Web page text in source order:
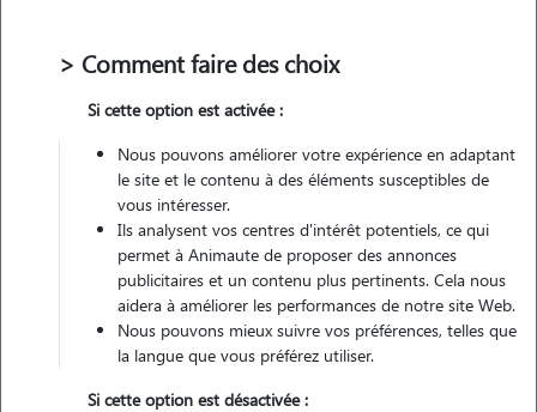
Véhiculé
Gardes réalisées
Contacter
L'envoi d'une demande est sans engagement
> Comment faire des choix
Si cette option est activée :
Nous pouvons améliorer votre expérience en adaptant
le site et le contenu à des éléments susceptibles de
vous intéresser.
Ils analysent vos centres d'intérêt potentiels, ce qui
permet à Animaute de proposer des annonces
publicitaires et un contenu plus pertinents. Cela nous
aidera à améliorer les performances de notre site Web.
Nous pouvons mieux suivre vos préférences, telles que
la langue que vous préférez utiliser.
Si cette option est désactivée :